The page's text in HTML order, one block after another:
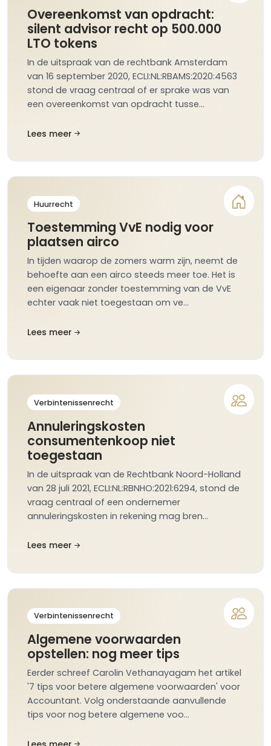
Overeenkomst van opdracht:
silent advisor recht op 500.000
LTO tokens
In de uitspraak van de rechtbank Amsterdam
van 16 september 2020, ECLI:NL:RBAMS:2020:4563
stond de vraag centraal of er sprake was van
een overeenkomst van opdracht tusse…
Lees meer
Huurrecht
Toestemming VvE nodig voor
plaatsen airco
In tijden waarop de zomers warm zijn, neemt de
behoefte aan een airco steeds meer toe. Het is
een eigenaar zonder toestemming van de VvE
echter vaak niet toegestaan om ve…
Lees meer
Verbintenissenrecht
Annuleringskosten
consumentenkoop niet
toegestaan
In de uitspraak van de Rechtbank Noord-Holland
van 28 juli 2021, ECLI:NL:RBNHO:2021:6294, stond de
vraag centraal of een ondernemer
annuleringskosten in rekening mag bren…
Lees meer
Verbintenissenrecht
Algemene voorwaarden
opstellen: nog meer tips
Eerder schreef Carolin Vethanayagam het artikel
'7 tips voor betere algemene voorwaarden' voor
Accountant. Volg onderstaande aanvullende
tips voor nog betere algemene voo…